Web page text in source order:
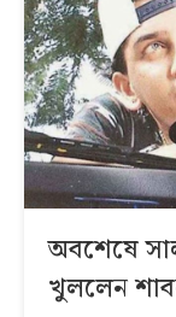
অবশেষে
খুললেন